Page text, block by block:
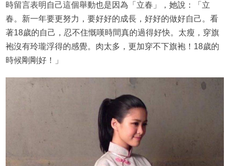
時留言表明自己這個舉動也是因為「立春」，她說：「立
春。新一年要更努力，要好好的成長，好好的做好自己。看
著18歲的自己，忍不住慨嘆時間真的過得好快。太瘦，穿旗
袍沒有玲瓏浮得的感覺。肉太多，更加穿不下旗袍！18歲的
時候剛剛好！」